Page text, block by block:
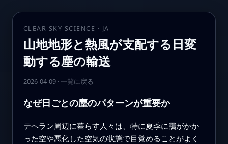
CLEAR SKY SCIENCE · JA
山地地形と熱風が支配する日変
動する塵の輸送
2026-04-09· 一覧に戻る
なぜ日ごとの塵のパターンが重要か
テヘラン周辺に暮らす人々は、特に夏季に靄がかか
った空や悪化した空気の状態で目覚めることがよく